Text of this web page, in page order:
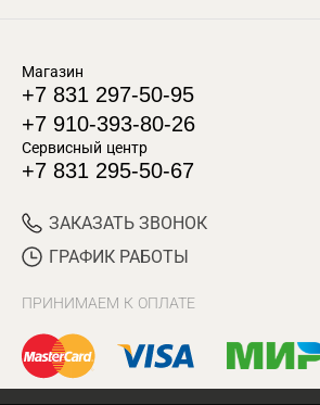
Магазин
+7 831 297-50-95
+7 910-393-80-26
Сервисный центр
+7 831 295-50-67
ЗАКАЗАТЬ ЗВОНОК
ГРАФИК РАБОТЫ
ПРИНИМАЕМ К ОПЛАТЕ